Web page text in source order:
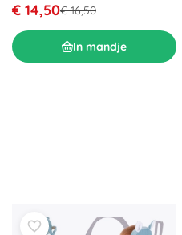
€ 14,50€ 16,50
In mandje